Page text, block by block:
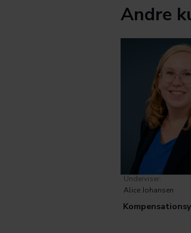
Andre
Underviser:
Alice Johansen